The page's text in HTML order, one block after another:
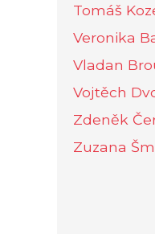
Tomáš
Veronika
Vladan
Vojtěch
Zdeněk
Zuzana